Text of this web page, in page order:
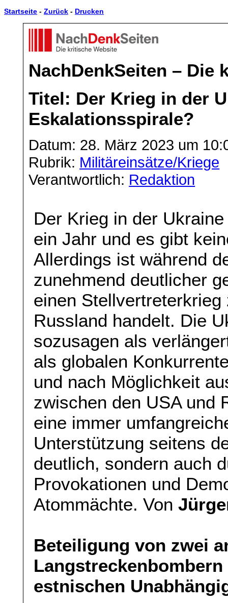
Startseite - Zurück - Drucken
NachDenkSeiten – Die
Titel: Der Krieg in der
Eskalationsspirale?
Datum: 28. März 2023 um
Rubrik: Militäreinsätze/Kriege
Verantwortlich: Redaktion
Der Krieg in der
ein Jahr und es gibt
Allerdings ist während
zunehmend deutlicher
einen
Russland handelt. Die
sozusagen als
als globalen
und nach Möglichkeit
zwischen den USA und
eine immer
Unterstützung seitens
deutlich, sondern auch
Provokationen und
Atommächte. Von
Beteiligung von zwei
estnischen